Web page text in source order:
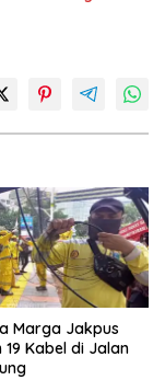
Marga Jakpus
19 Kabel di Jalan